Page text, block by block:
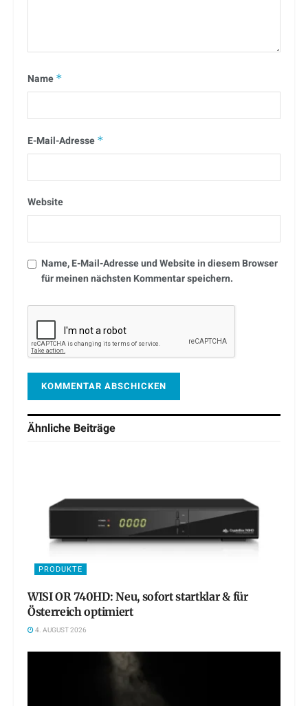
Name *
E-Mail-Adresse *
Website
Name, E-Mail-Adresse und Website in diesem Browser
für meinen nächsten Kommentar speichern.
Ähnliche Beiträge
PRODUKTE
WISI OR 740HD: Neu, sofort startklar & für
Österreich optimiert
4. AUGUST 2026